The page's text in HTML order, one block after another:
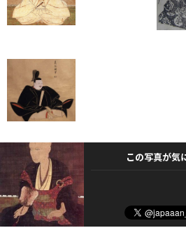
この写真が気